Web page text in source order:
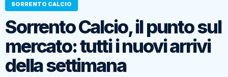
SORRENTO CALCIO
Sorrento Calcio, il punto sul
mercato: tutti i nuovi arrivi
della settimana